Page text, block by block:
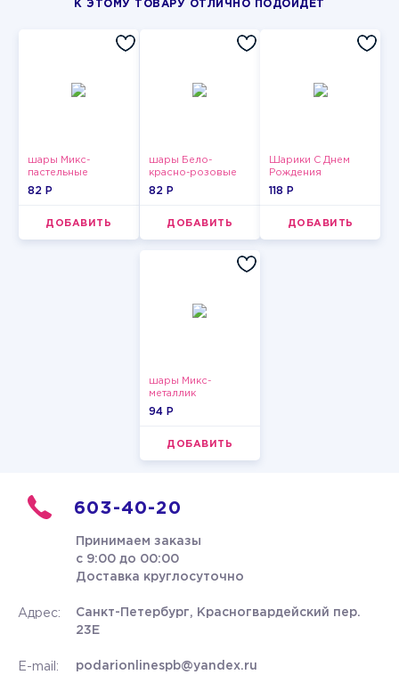
К ЭТОМУ ТОВАРУ ОТЛИЧНО ПОДОЙДЕТ
шары Микс-
пастельные
82 P
ДОБАВИТЬ
шары Бело-
красно-розовые
пастельные
82 P
ДОБАВИТЬ
Шарики С Днем
Рождения
118 P
ДОБАВИТЬ
шары Микс-
металлик
94 P
ДОБАВИТЬ
603-40-20
Принимаем заказы
с 9:00 до 00:00
Доставка круглосуточно
Адрес:
Санкт-Петербург, Красногвардейский пер.
23Е
E-mail: podarionlinespb@yandex.ru